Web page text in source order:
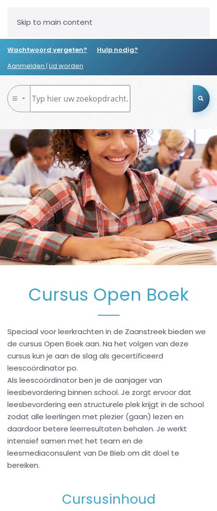
Skip to main content
Wachtwoord vergeten?
Hulp nodig?
Aanmelden | Lid worden
Cursus Open Boek
Speciaal voor leerkrachten in de Zaanstreek bieden we
de cursus Open Boek aan. Na het volgen van deze
cursus kun je aan de slag als gecertificeerd
leescoördinator po.
Als leescoördinator ben je de aanjager van
leesbevordering binnen school. Je zorgt ervoor dat
leesbevordering een structurele plek krijgt in de school
zodat alle leerlingen met plezier (gaan) lezen en
daardoor betere leerresultaten behalen. Je werkt
intensief samen met het team en de
leesmediaconsulent van De Bieb om dit doel te
bereiken.
Cursusinhoud